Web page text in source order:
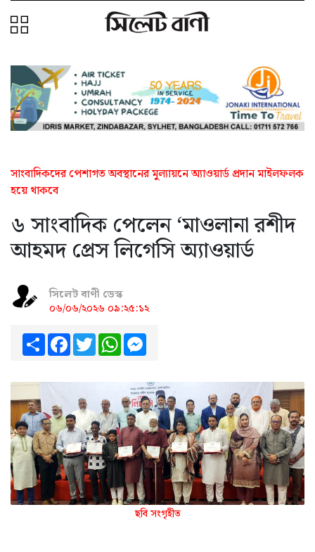
সাংবাদিকদের পেশাগত অবস্থানের মুল্যায়নে অ্যাওয়ার্ড প্রদান মাইলফলক
হয়ে থাকবে
৬ সাংবাদিক পেলেন ‘মাওলানা রশীদ
আহমদ প্রেস লিগেসি অ্যাওয়ার্ড
সিলেট বাণী ডেস্ক
০৬/০৬/২০২৬ ০৯:২৫:১২
ShareFacebook
TwitterWhatsApp
ছবি সংগৃহীত